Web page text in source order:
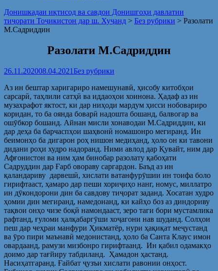
Донишкадаи иқтисод ва савдои Донишгоҳи давлатии
тиҷорати Тоҷикистон дар ш. Хуҷанд > Без рубрики > Разолати
М.Садриддин
Разолати М.Садриддин
26.11.202008.04.2021Без рубрики
Аз ин бештар харигариро намешунавӣ, ҳисобу китобҳои
сарсарӣ, таҳлили сатҳӣ ва иддаоҳои хоинона. Ҳадаф аз ин
музахрафот яктост, ки дар ниҳоди мардум ҳисси нобовариро
коридан, то ба оянда боварӣ надошта бошанд, балвогар ва
ошӯбкор бошанд. Айнан мисли хонаводаи М.Садриддин, ки
дар деҳа ба барчаспҳои шаҳвонӣ номашонро мегиранд. Ин
беимонҳо ба дигарон роҳ нишон медиҳанд, ҳоло он ки тавони
дидани роҳи худро надоранд. Ними авлод дар Қувайт, ним дар
Афғонистон ва ним ҳам бинобар разолату қабоҳати
Садруддин дар Ғарб овораву саргардон. Баъд аз ин
қаландариву дарвешӣ, хислати ватанфурӯшии ин тоифа боло
гирифтааст, ҳамаро дар пеши хориҷиҳо нанг, номус, миллатро
ин дӯкондорони дин ба савдову тиҷорат заданд. Хосатан худро
ҳомии дин мегиранд, намедонанд, ки кайҳо боз аз диндориву
тақвои онҳо чизе боқӣ намондааст, зеро таги бори мустамлика
рафтанд, ғуломи ҳалқабаргӯши хоҷагони нав шуданд. Солҳои
пеш дар чеҳраи манфури Ҳикматёр, нури ҳақиқат меҷустанд
ва ӯро пири маънавӣ медонистанд, ҳоло ба Санта Клаус имон
овардаанд, рамузи мизбонро гирифтаанд. Ин қабил одамакҳо
доимо дар тағйиру табдиланд. Ҳамадон ҳастанд.
Насиҳатгаранд. Ғайбат ҷузъи хислати равонии онҳост.